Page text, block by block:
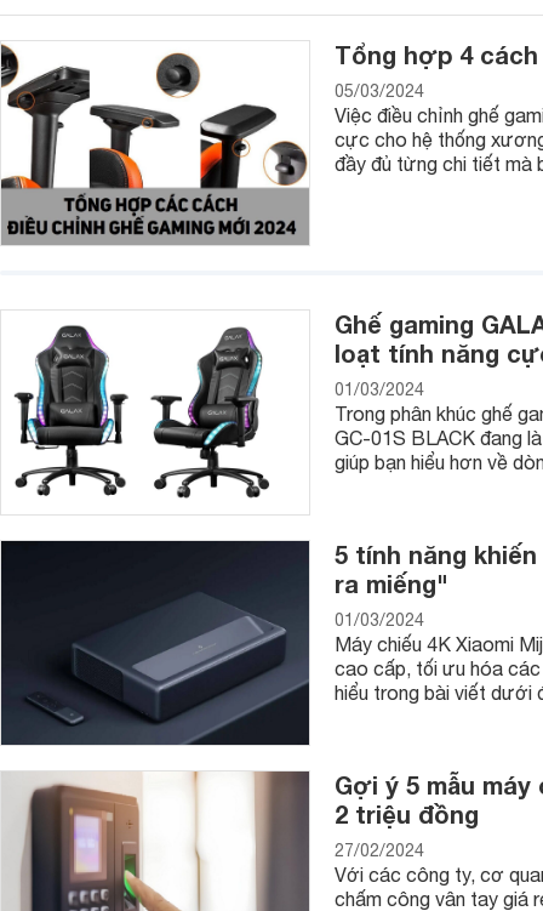
các giao dịch, quản lí việc đăng kí, thống kê kết quả kinh
có thể tạo ra các chương trình khuyến mãi, quảng cáo tiếp
QT-68 được thiết kế bền đẹp, gọn nhẹ với một màn hình
hoạt động trong môi trường ẩm ướt, bụi bặm tại kho bãi,
bố trí thông minh cùng với giao diện thân thiện với đại đa
trọng với phần chân đế vững chắc, tạo độ bền cho sản
Ngoài ra, QT-68 còn được tích hợp một
hoạt động bền, hiệu quả. Bạn cũng có thể kết nối với các
suất công việc.
Tổng hợp 4 cách
05/03/2024
Việc điều chỉnh ghế
cực cho hệ thống
đầy đủ từng chi tiết mà
Ghế gaming
loạt tính năng
01/03/2024
Trong phân khúc ghế
GC-01S BLACK đang
giúp bạn hiểu hơn về
5 tính năng
ra miếng"
01/03/2024
Máy chiếu 4K Xiaomi
cao cấp, tối ưu hóa các
hiểu trong bài viết dưới
Gợi ý 5 mẫu
2 triệu đồng
27/02/2024
Với các công ty, cơ
chấm công vân tay giá